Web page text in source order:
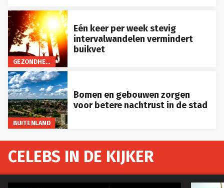
GEZONDHEID
Eén keer per week stevig
intervalwandelen vermindert
buikvet
BUITENLAND
Bomen en gebouwen zorgen
voor betere nachtrust in de stad
CELEBS IN DE KIJKER